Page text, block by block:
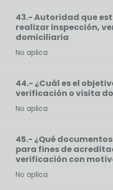
43.- Autoridad que
realizar inspección,
domiciliaria
No aplica
44.- ¿Cuál es el
verificación o visita
No aplica
45.- ¿Qué
para fines de
verificación con
No aplica